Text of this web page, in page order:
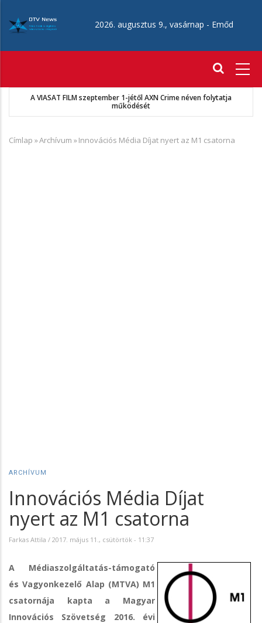
tartalomra
2026. augusztus 9., vasárnap - Emőd
A VIASAT FILM szeptember 1-jétől AXN Crime néven folytatja
működését
Morzsa
Címlap »Archívum »Innovációs Média Díjat nyert az M1 csatorna
ARCHÍVUM
Innovációs Média Díjat
nyert az M1 csatorna
Farkas Attila / 2017. május 11., csütörtök - 11:37
A Médiaszolgáltatás-támogató
és Vagyonkezelő Alap (MTVA) M1
csatornája kapta a Magyar
Innovációs Szövetség 2016. évi